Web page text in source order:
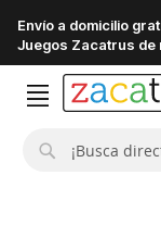
Envío a domicilio
Juegos Zacatrus de